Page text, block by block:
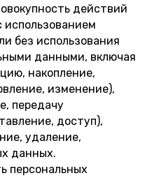
действий
без использования
данными, включая
накопление,
изменение),
передачу
доступ),
удаление,
данных.
персональных